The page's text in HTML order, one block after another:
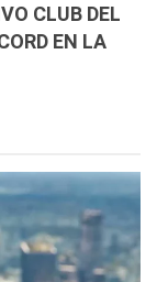
CLUB DEL
EN LA